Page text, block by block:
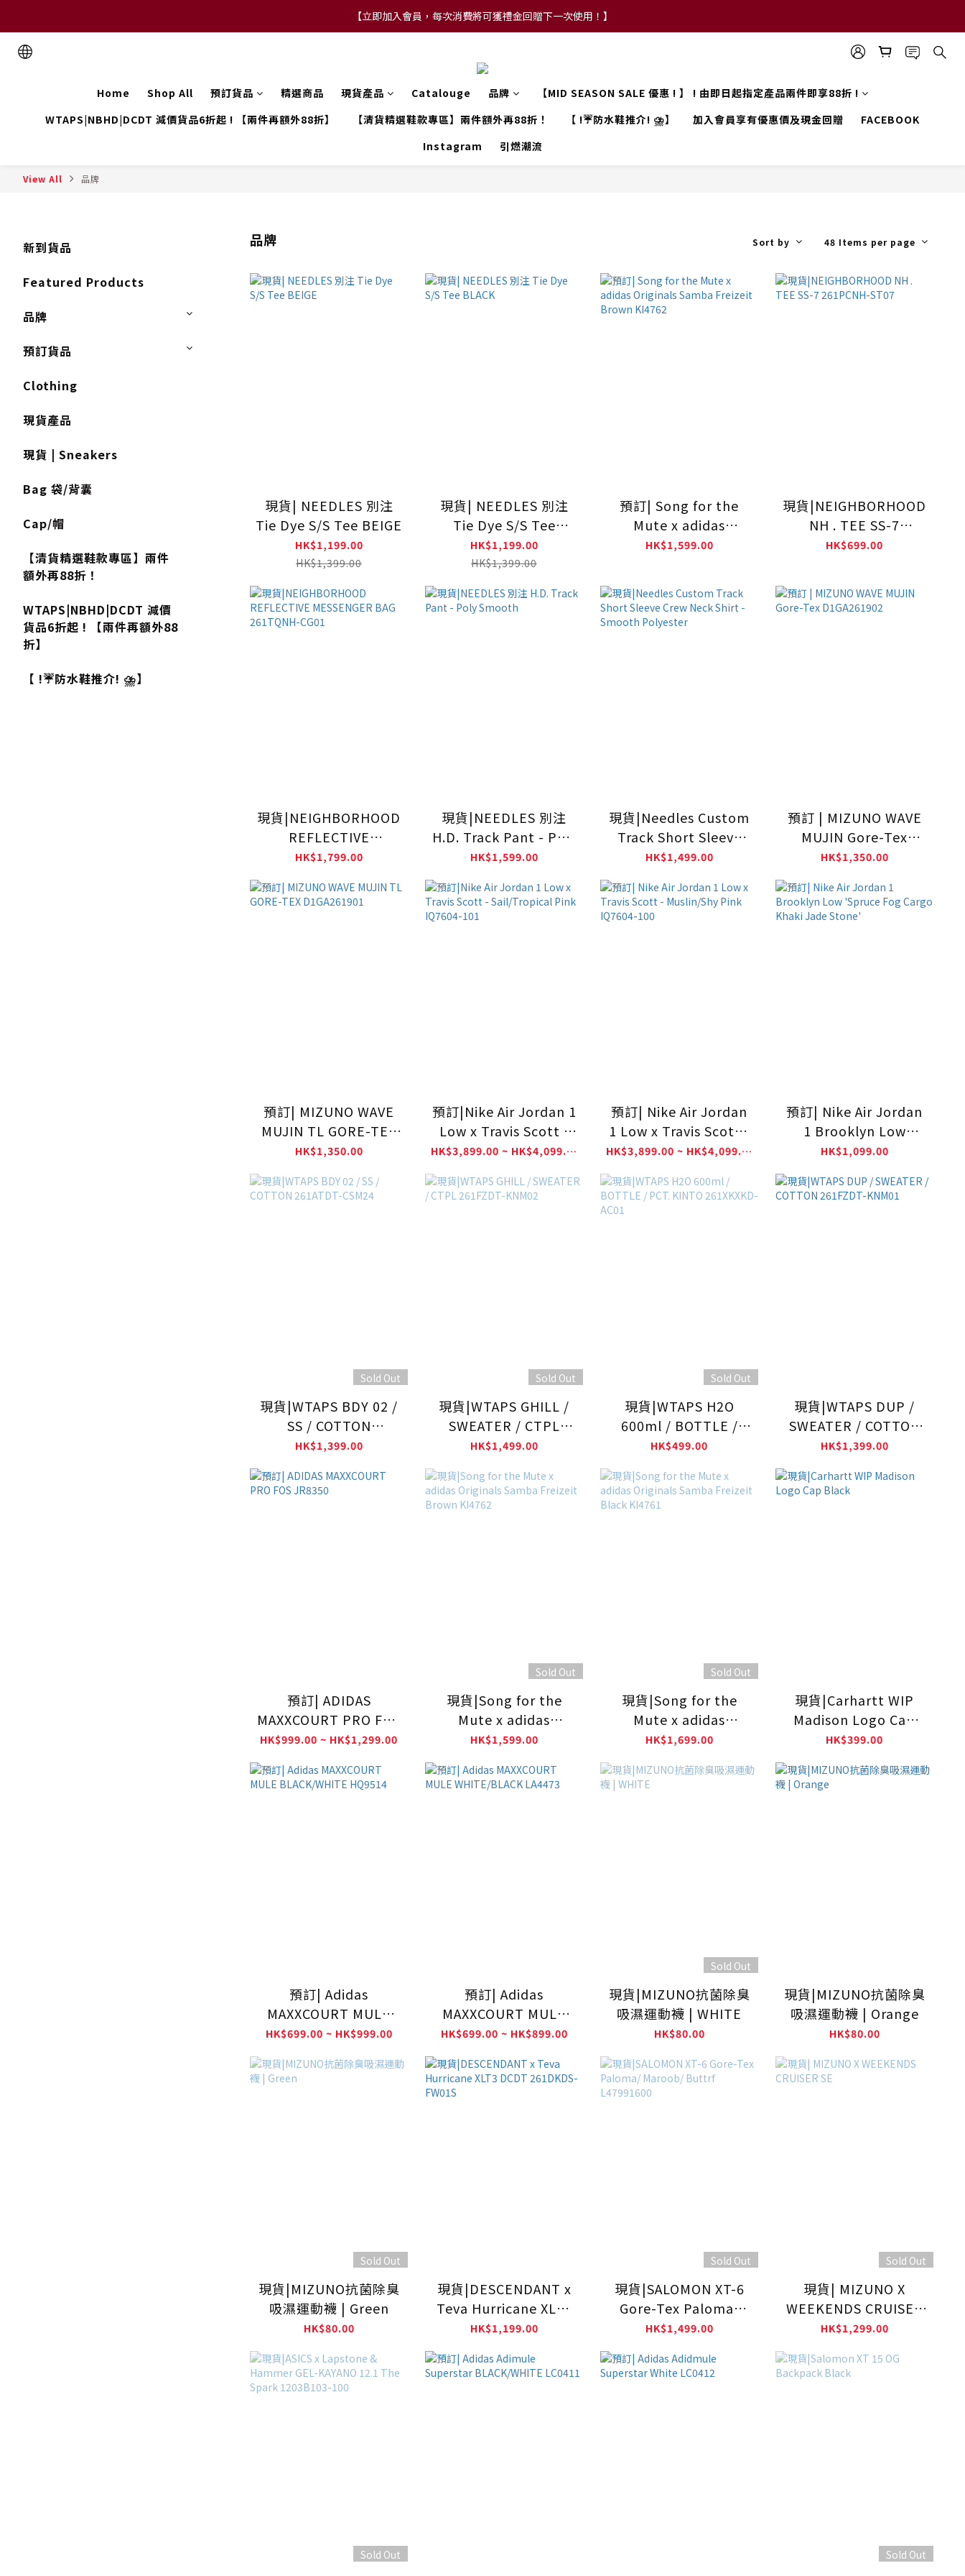
【FLASH SALE 兩件指定現貨產品即享88折】
【立即加入會員，每次消費將可獲禮金回贈下一次使用！】
Home Shop All 預訂貨品 精選商品 現貨產品 Catalouge 品牌
【MID SEASON SALE 優惠 ! 】 ! 由即日起指定產品兩件即享88折 !
WTAPS|NBHD|DCDT 減價貨品6折起 ! 【兩件再額外88折】
【清貨精選鞋款專區】兩件額外再88折！ 【 !☔防水鞋推介! ⛈️】 加入會員享有優惠價及現金回贈
FACEBOOK
Instagram
引燃潮流
View All 品牌
新到貨品
Featured Products
品牌
預訂貨品
Clothing
現貨產品
現貨 | Sneakers
Bag 袋/背囊
Cap/帽
【清貨精選鞋款專區】兩件
額外再88折！
WTAPS|NBHD|DCDT 減價
貨品6折起 ! 【兩件再額外88
折】
【 !☔防水鞋推介! ⛈️】
品牌 Sort by 48 Items per page
現貨| NEEDLES 別注
Tie Dye S/S Tee BEIGE
HK$1,199.00
HK$1,399.00
現貨| NEEDLES 別注
Tie Dye S/S Tee
BLACK
HK$1,199.00
HK$1,399.00
預訂| Song for the
Mute x adidas
Originals Samba
HK$1,599.00
現貨|NEIGHBORHOOD
NH . TEE SS-7
261PCNH-ST07
HK$699.00
現貨|NEIGHBORHOOD
REFLECTIVE
MESSENGER BAG
HK$1,799.00
現貨|NEEDLES 別注
H.D. Track Pant - Poly
Smooth
HK$1,599.00
現貨|Needles Custom
Track Short Sleeve
Crew Neck Shirt -
HK$1,499.00
預訂 | MIZUNO WAVE
MUJIN Gore-Tex
D1GA261902
HK$1,350.00
預訂| MIZUNO WAVE
MUJIN TL GORE-TEX
D1GA261901
HK$1,350.00
預訂|Nike Air Jordan 1
Low x Travis Scott -
Sail/Tropical Pink HK$3,899.00 ~ HK$4,099.00
預訂| Nike Air Jordan
1 Low x Travis Scott -
Muslin/Shy Pink
HK$3,899.00 ~ HK$4,099.00
預訂| Nike Air Jordan
1 Brooklyn Low
'Spruce Fog Cargo
HK$1,099.00
Sold Out
現貨|WTAPS BDY 02 /
SS / COTTON
261ATDT-CSM24
HK$1,399.00
Sold Out
現貨|WTAPS GHILL /
SWEATER / CTPL
261FZDT-KNM02
HK$1,499.00
Sold Out
現貨|WTAPS H2O
600ml / BOTTLE /
PCT. KINTO
HK$499.00
現貨|WTAPS DUP /
SWEATER / COTTON
261FZDT-KNM01
HK$1,399.00
預訂| ADIDAS
MAXXCOURT PRO FOS
JR8350
HK$999.00 ~ HK$1,299.00
Sold Out
現貨|Song for the
Mute x adidas
Originals Samba
Freizeit Brown KI4762
HK$1,599.00
Sold Out
現貨|Song for the
Mute x adidas
Originals Samba
HK$1,699.00
現貨|Carhartt WIP
Madison Logo Cap
Black
HK$399.00
預訂| Adidas
MAXXCOURT MULE
BLACK/WHITE
HK$699.00 ~ HK$999.00
預訂| Adidas
MAXXCOURT MULE
WHITE/BLACK LA4473
HK$699.00 ~ HK$899.00
Sold Out
現貨|MIZUNO抗菌除臭
吸濕運動襪 | WHITE
HK$80.00
現貨|MIZUNO抗菌除臭
吸濕運動襪 | Orange
HK$80.00
Sold Out
現貨|MIZUNO抗菌除臭
吸濕運動襪 | Green
HK$80.00
現貨|DESCENDANT x
Teva Hurricane XLT3
DCDT 261DKDS-
HK$1,199.00
Sold Out
現貨|SALOMON XT-6
Gore-Tex Paloma/
Maroob/ Buttrf
HK$1,499.00
Sold Out
現貨| MIZUNO X
WEEKENDS CRUISER
SE
HK$1,299.00
Sold Out Sold Out